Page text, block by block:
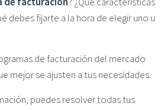
debes fijarte a la hora de elegir uno u
de facturación del mercado
mejor se ajusten a tus necesidades.
puedes resolver todas tus